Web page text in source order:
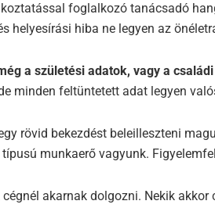
foglalkozó tanácsadó
helyesírási hiba ne legyen az
a születési adatok, vagy a
minden feltüntetett adat legyen
rövid bekezdést beleilleszteni
munkaerő vagyunk.
akarnak dolgozni. Nekik